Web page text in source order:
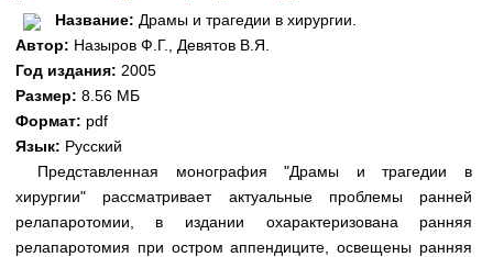
Истории болезней
Лекции и презентации
Аккредитационные тесты
Методические рекомендации 1050
Научно-популярное
Статьи
Восстановить пароль
Регистрация
Название: Драмы и трагедии в хирургии.
Автор: Назыров Ф.Г., Девятов В.Я.
Год издания: 2005
Размер: 8.56 МБ
Формат: pdf
Язык: Русский
Представленная монография "Драмы и трагедии в
хирургии" рассматривает актуальные проблемы ранней
релапаротомии, в издании охарактеризована ранняя
релапаротомия при остром аппендиците, освещены ранняя